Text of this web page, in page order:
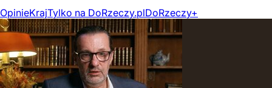
OpinieKrajTylko na DoRzeczy.plDoRzeczy+